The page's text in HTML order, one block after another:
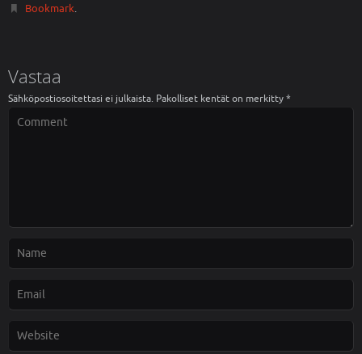
Bookmark.
Vastaa
Sähköpostiosoitettasi ei julkaista. Pakolliset kentät on merkitty*